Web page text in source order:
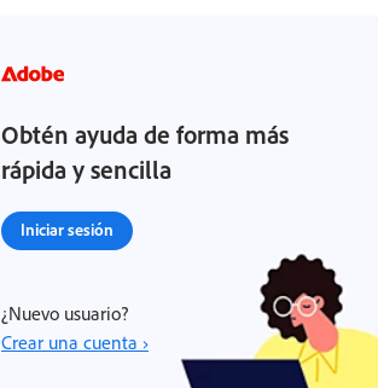
Obtén ayuda de forma más
rápida y sencilla
Iniciar sesión
¿Nuevo usuario?
Crear una cuenta ›